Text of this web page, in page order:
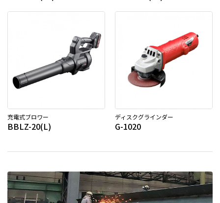
充電式ブロワー
BBLZ-20(L)
ディスクグラインダー
G-1020